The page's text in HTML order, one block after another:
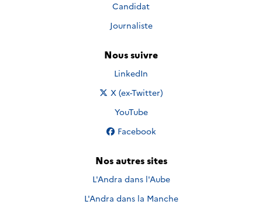
Candidat
Journaliste
Nous suivre
Nous suivre sur
LinkedIn
Nous suivre sur
X (ex-Twitter)
Nous suivre sur
YouTube
Nous suivre sur
Facebook
Nos autres sites
L'Andra dans l'Aube
L'Andra dans la Manche